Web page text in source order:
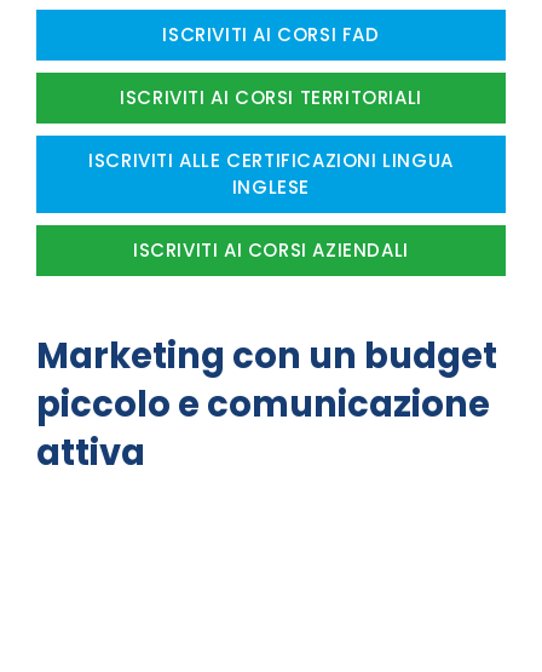
ISCRIVITI AI CORSI FAD
ISCRIVITI AI CORSI TERRITORIALI
ISCRIVITI ALLE CERTIFICAZIONI LINGUA
INGLESE
ISCRIVITI AI CORSI AZIENDALI
Marketing con un budget
piccolo e comunicazione
attiva